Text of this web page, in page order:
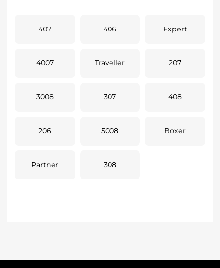
407 406 Expert
4007 Traveller 207
3008 307 408
206 5008 Boxer
Partner 308